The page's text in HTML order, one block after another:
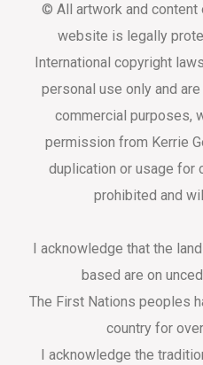
© All artwork and content
website is legally
International copyright
personal use only and
commercial purposes,
permission from Kerrie
duplication or usage for
prohibited and
I acknowledge that the
based are on
The First Nations peoples
country for
I acknowledge the